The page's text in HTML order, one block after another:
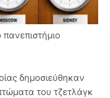
δημοσιεύθηκαν
του τζετλάγκ